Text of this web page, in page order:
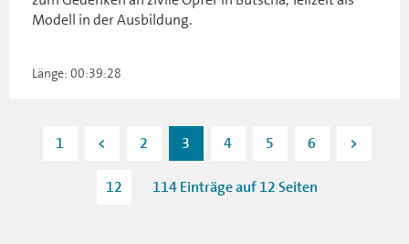
Modell in der Ausbildung.
Länge: 00:39:28
1 < 2 3 4 5 6 >
12 114 Einträge auf 12 Seiten